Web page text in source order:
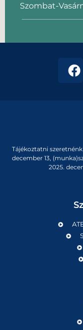
Szombat-
Tájékoztatni
december 13,
2025.